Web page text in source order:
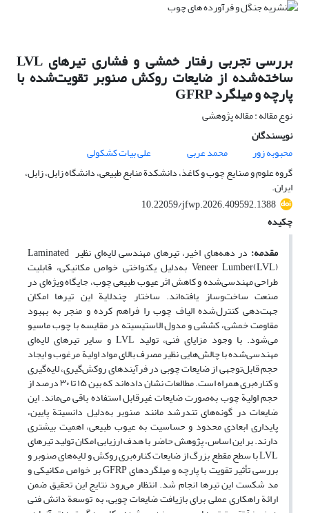
بررسی تجربی رفتار خمشی و فشاری تیرهای LVL
ساخته‌شده از ضایعات روکش صنوبر تقویت‌شده با
پارچه‌ و میلگرد GFRP
نوع مقاله : مقاله پژوهشی
نویسندگان
محبوبه زور
محمد عربی
علی بیات کشکولی
گروه علوم و صنایع چوب و کاغذ، دانشکدة منابع طبیعی، دانشگاه زابل، زابل،
ایران.
10.22059/jfwp.2026.409592.1388
چکیده
مقدمه:
در دهه‌های اخیر، تیرهای مهندسی لایه‌ای نظیر Laminated
Veneer Lumber(LVL) به‌دلیل یکنواختی خواص مکانیکی، قابلیت
طراحی مهندسی‌شده و کاهش اثر عیوب طبیعی چوب، جایگاه ویژه‌ای در
صنعت ساخت‌وساز یافته‌اند. ساختار چندلایة این تیرها امکان
جهت‌دهی کنترل‌شده الیاف چوب را فراهم کرده و منجر به بهبود
مقاومت خمشی، کششی و مدول الاستیسیته در مقایسه با چوب ماسیو
می‌شود. با وجود مزایای فنی، تولید LVL و سایر تیرهای لایه‌ای
مهندسی‌شده با چالش‌هایی نظیر مصرف بالای مواد اولیة مرغوب و ایجاد
حجم قابل‌توجهی از ضایعات چوبی در فرآیندهای روکش‌گیری، لایه‌گیری
و کناره‌بری همراه است. مطالعات نشان داده‌اند که بین ۱۵ تا ۳۰ درصد از
حجم اولیة چوب به‌صورت ضایعات غیرقابل استفاده باقی می‌ماند. این
ضایعات در گونه‌های تندرشد مانند صنوبر به‌دلیل دانسیتة پایین،
پایداری ابعادی محدود و حساسیت به عیوب طبیعی، اهمیت بیشتری
دارند. بر این اساس، پژوهش حاضر با هدف ارزیابی امکان تولید تیرهای
LVL با سطح مقطع بزرگ از ضایعات کناره‌بری روکش و لایه‌های صنوبر و
بررسی تأثیر تقویت با پارچه و میلگردهای GFRP بر خواص مکانیکی و
مد شکست این تیرها انجام شد. انتظار می‌رود نتایج این تحقیق ضمن
ارائة راهکاری عملی برای بازیافت ضایعات چوبی، به توسعة دانش فنی